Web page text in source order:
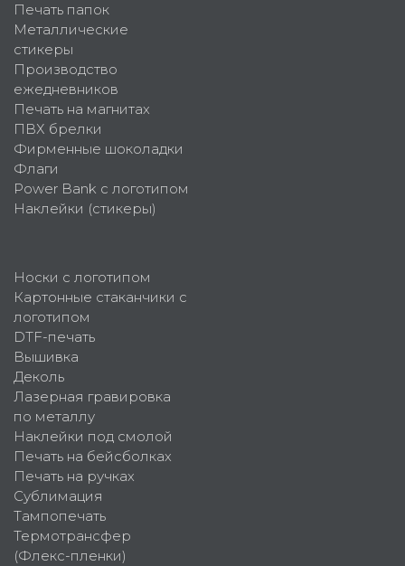
Печать папок
Металлические
стикеры
Производство
ежедневников
Печать на магнитах
ПВХ брелки
Фирменные шоколадки
Флаги
Power Bank с логотипом
Наклейки (стикеры)
Носки с логотипом
Картонные стаканчики с
логотипом
DTF-печать
Вышивка
Деколь
Лазерная гравировка
по металлу
Наклейки под смолой
Печать на бейсболках
Печать на ручках
Сублимация
Тампопечать
Термотрансфер
(Флекс-пленки)